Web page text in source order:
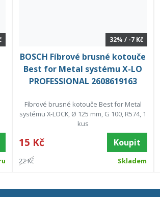
32% / -7 Kč
BOSCH Fíbrové brusné kotouče
Best for Metal systému X-LO
PROFESSIONAL 2608619163
Fíbrové brusné kotouče Best for Metal
systému X-LOCK, Ø 125 mm, G 100, R574, 1
kus
15 Kč Koupit
22 Kč Skladem